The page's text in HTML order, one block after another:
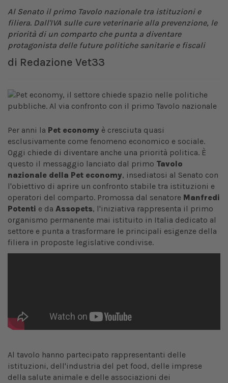
Al Senato il primo Tavolo nazionale tra istituzioni e
filiera. Dall'IVA sulle cure veterinarie alla prevenzione, le
priorità di un comparto che punta a diventare
protagonista delle future politiche sanitarie e fiscali
di Redazione Vet33
Per anni la Pet economy è cresciuta quasi
esclusivamente come fenomeno economico e sociale.
Oggi chiede di diventare anche una priorità politica. È
questo il messaggio lanciato dal primo Tavolo
nazionale della Pet economy, insediatosi al Senato con
l'obiettivo di aprire un confronto stabile tra istituzioni e
operatori del comparto. Promossa dal senatore Manfredi
Potenti e da Assopets, l'iniziativa rappresenta il primo
organismo permanente mai istituito in Italia dedicato al
settore e punta a trasformare le principali esigenze della
filiera in proposte legislative condivise.
Al tavolo hanno partecipato rappresentanti delle
istituzioni, dell'industria del pet food, delle imprese
della salute animale e delle associazioni dei